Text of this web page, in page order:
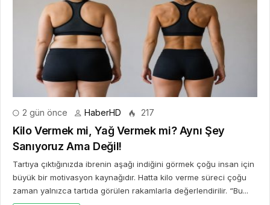
2 gün önce HaberHD 217
Kilo Vermek mi, Yağ Vermek mi? Aynı Şey
Sanıyoruz Ama Değil!
Tartıya çıktığınızda ibrenin aşağı indiğini görmek çoğu insan için
büyük bir motivasyon kaynağıdır. Hatta kilo verme süreci çoğu
zaman yalnızca tartıda görülen rakamlarla değerlendirilir. “Bu...